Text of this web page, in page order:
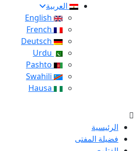
العربية
الرئيسية
فضيلة المفتى